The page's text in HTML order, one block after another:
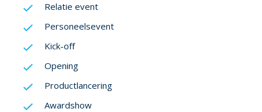
Relatie event
Personeelsevent
Kick-off
Opening
Productlancering
Awardshow